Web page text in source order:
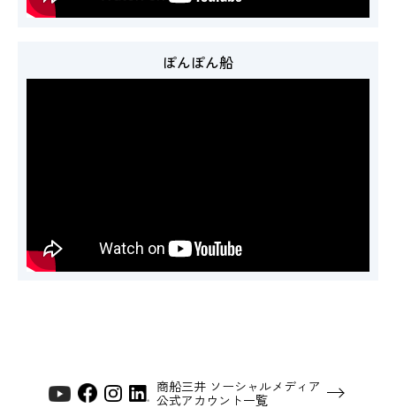
ぽんぽん船
商船三井 ソーシャルメディア
公式アカウント一覧